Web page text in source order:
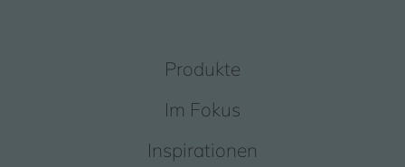
Produkte
Im Fokus
Inspirationen